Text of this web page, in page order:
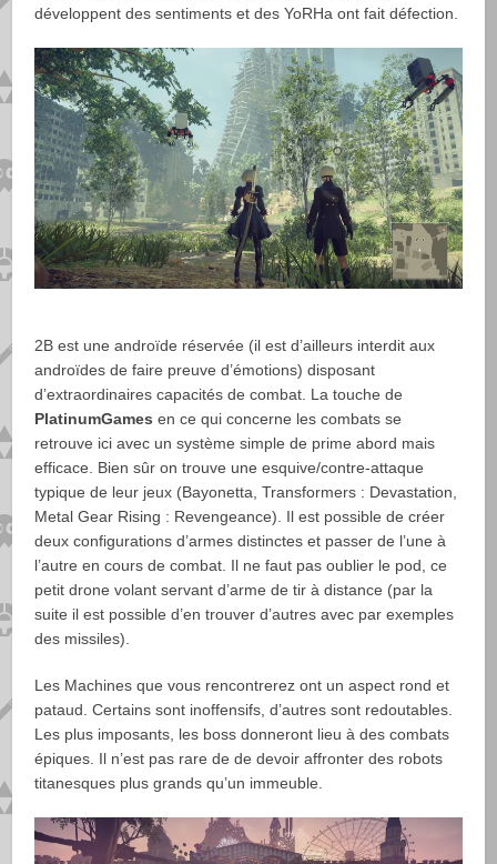
développent des sentiments et des YoRHa ont fait défection.
2B est une androïde réservée (il est d’ailleurs interdit aux
androïdes de faire preuve d’émotions) disposant
d’extraordinaires capacités de combat. La touche de
PlatinumGames en ce qui concerne les combats se
retrouve ici avec un système simple de prime abord mais
efficace. Bien sûr on trouve une esquive/contre-attaque
typique de leur jeux (Bayonetta, Transformers : Devastation,
Metal Gear Rising : Revengeance). Il est possible de créer
deux configurations d’armes distinctes et passer de l’une à
l’autre en cours de combat. Il ne faut pas oublier le pod, ce
petit drone volant servant d’arme de tir à distance (par la
suite il est possible d’en trouver d’autres avec par exemples
des missiles).
Les Machines que vous rencontrerez ont un aspect rond et
pataud. Certains sont inoffensifs, d’autres sont redoutables.
Les plus imposants, les boss donneront lieu à des combats
épiques. Il n’est pas rare de de devoir affronter des robots
titanesques plus grands qu’un immeuble.